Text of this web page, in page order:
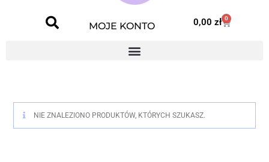
MOJE KONTO 0,00zł 0
NIE ZNALEZIONO PRODUKTÓW, KTÓRYCH SZUKASZ.